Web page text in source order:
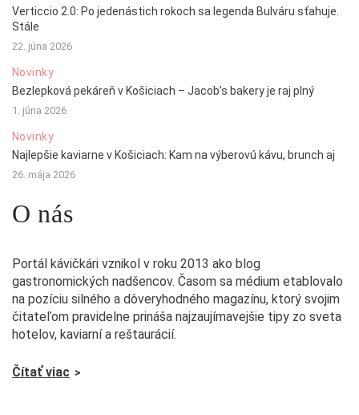
Verticcio 2.0: Po jedenástich rokoch sa legenda Bulváru sťahuje.
Stále
22. júna 2026
Novinky
Bezlepková pekáreň v Košiciach – Jacob’s bakery je raj plný
1. júna 2026
Novinky
Najlepšie kaviarne v Košiciach: Kam na výberovú kávu, brunch aj
26. mája 2026
O nás
Portál kávičkári vznikol v roku 2013 ako blog
gastronomických nadšencov. Časom sa médium etablovalo
na pozíciu silného a dôveryhodného magazínu, ktorý svojim
čitateľom pravidelne prináša najzaujímavejšie tipy zo sveta
hotelov, kaviarní a reštaurácií.
Čítať viac